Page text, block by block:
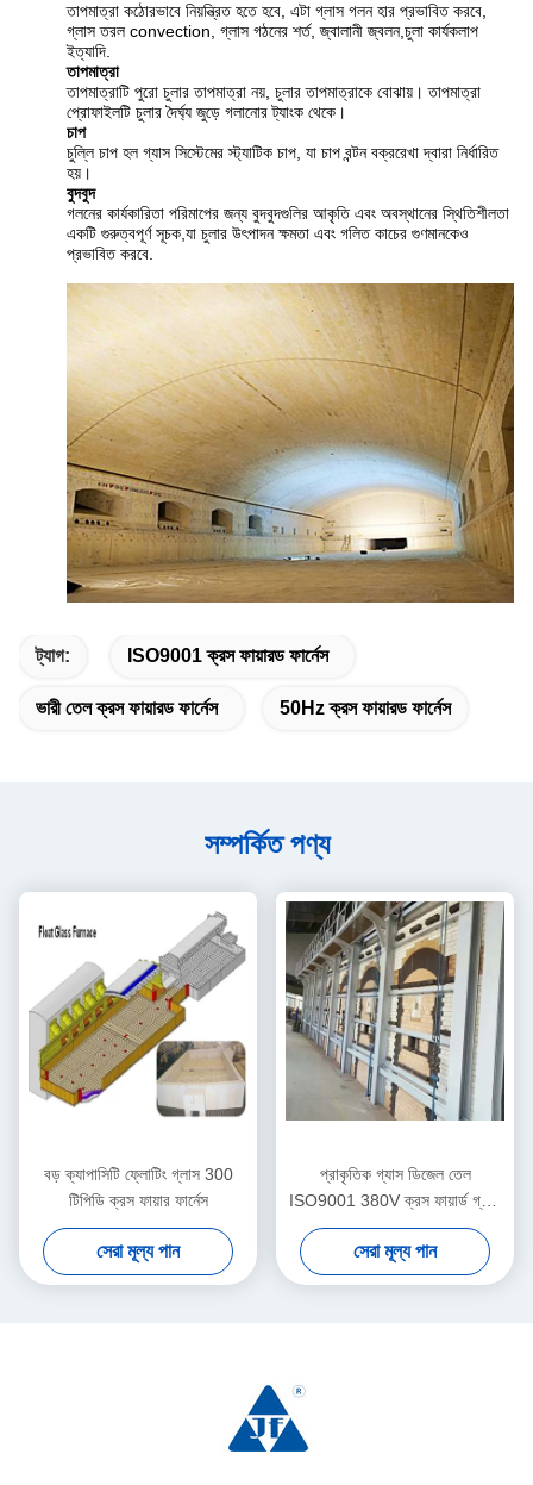
তাপমাত্রা কঠোরভাবে নিয়ন্ত্রিত হতে হবে, এটা গ্লাস গলন হার প্রভাবিত করবে,
গ্লাস তরল convection, গ্লাস গঠনের শর্ত, জ্বালানী জ্বলন,চুলা কার্যকলাপ
ইত্যাদি.
তাপমাত্রা
তাপমাত্রাটি পুরো চুলার তাপমাত্রা নয়, চুলার তাপমাত্রাকে বোঝায়। তাপমাত্রা
প্রোফাইলটি চুলার দৈর্ঘ্য জুড়ে গলানোর ট্যাংক থেকে।
চাপ
চুল্লি চাপ হল গ্যাস সিস্টেমের স্ট্যাটিক চাপ, যা চাপ বন্টন বক্ররেখা দ্বারা নির্ধারিত
হয়।
বুদবুদ
গলনের কার্যকারিতা পরিমাপের জন্য বুদবুদগুলির আকৃতি এবং অবস্থানের স্থিতিশীলতা
একটি গুরুত্বপূর্ণ সূচক,যা চুলার উৎপাদন ক্ষমতা এবং গলিত কাচের গুণমানকেও
প্রভাবিত করবে.
ট্যাগ: ISO9001 ক্রস ফায়ারড ফার্নেস
ভারী তেল ক্রস ফায়ারড ফার্নেস 50Hz ক্রস ফায়ারড ফার্নেস
সম্পর্কিত পণ্য
বড় ক্যাপাসিটি ফ্লোটিং গ্লাস 300
টিপিডি ক্রস ফায়ার ফার্নেস
সেরা মূল্য পান
প্রাকৃতিক গ্যাস ডিজেল তেল
ISO9001 380V ক্রস ফায়ার্ড গ্লাস
চুল্লি
সেরা মূল্য পান